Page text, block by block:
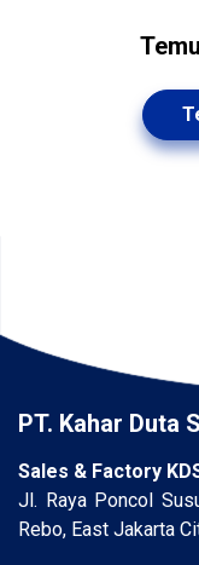
PT. Kahar Duta
Sales & Factory
Jl. Raya Poncol
Rebo, East Jakarta